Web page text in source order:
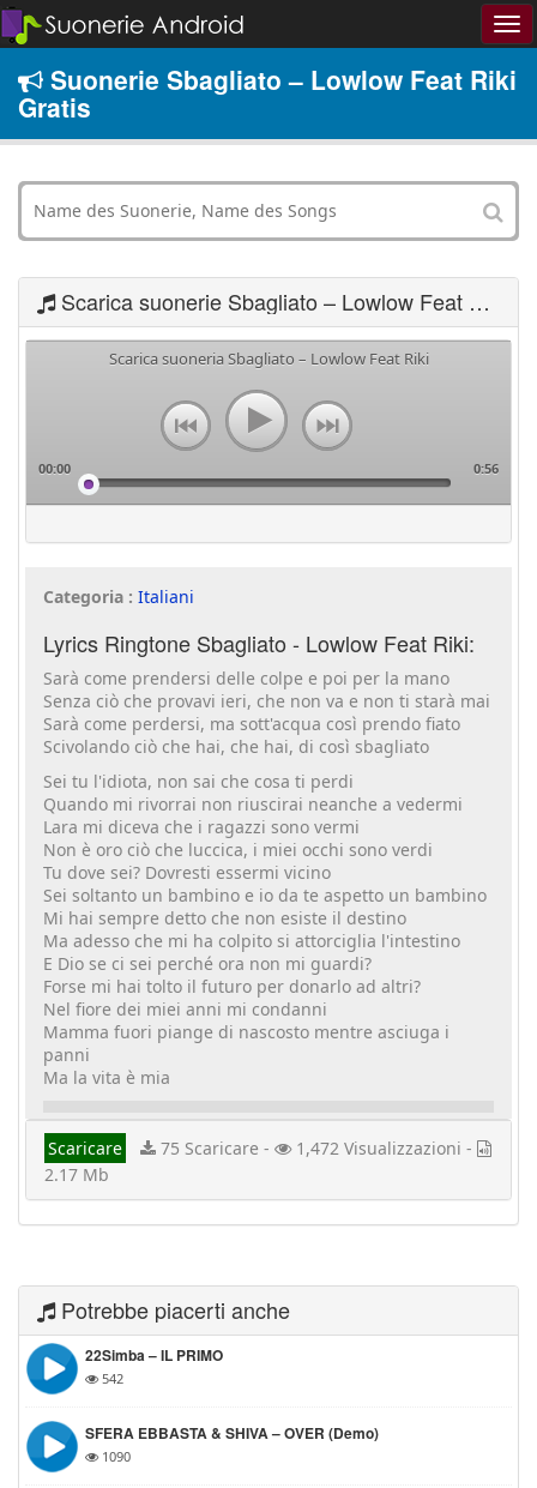
Suonerie Sbagliato – Lowlow Feat Riki
Gratis
Scarica suonerie Sbagliato – Lowlow Feat Riki
Scarica suoneria Sbagliato – Lowlow Feat Riki
00:00 0:56
Categoria : Italiani
Lyrics Ringtone Sbagliato - Lowlow Feat Riki:
Sarà come prendersi delle colpe e poi per la mano
Senza ciò che provavi ieri, che non va e non ti starà mai
Sarà come perdersi, ma sott'acqua così prendo fiato
Scivolando ciò che hai, che hai, di così sbagliato
Sei tu l'idiota, non sai che cosa ti perdi
Quando mi rivorrai non riuscirai neanche a vedermi
Lara mi diceva che i ragazzi sono vermi
Non è oro ciò che luccica, i miei occhi sono verdi
Tu dove sei? Dovresti essermi vicino
Sei soltanto un bambino e io da te aspetto un bambino
Mi hai sempre detto che non esiste il destino
Ma adesso che mi ha colpito si attorciglia l'intestino
E Dio se ci sei perché ora non mi guardi?
Forse mi hai tolto il futuro per donarlo ad altri?
Nel fiore dei miei anni mi condanni
Mamma fuori piange di nascosto mentre asciuga i
panni
Ma la vita è mia
Scaricare 75 Scaricare -
1,472 Visualizzazioni -
2.17 Mb
Potrebbe piacerti anche
22Simba – IL PRIMO
542
SFERA EBBASTA & SHIVA – OVER (demo)
1090